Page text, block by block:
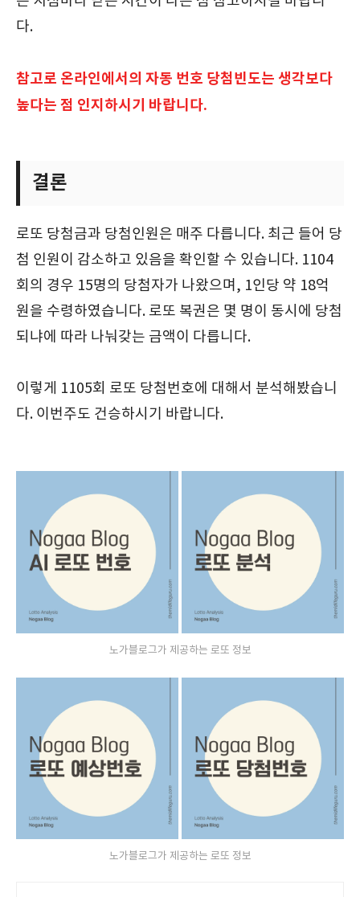
다.
참고로 온라인에서의 자동 번호 당첨빈도는 생각보다
높다는 점 인지하시기 바랍니다.
결론
로또 당첨금과 당첨인원은 매주 다릅니다. 최근 들어 당
첨 인원이 감소하고 있음을 확인할 수 있습니다. 1104
회의 경우 15명의 당첨자가 나왔으며, 1인당 약 18억
원을 수령하였습니다. 로또 복권은 몇 명이 동시에 당첨
되냐에 따라 나눠갖는 금액이 다릅니다.
이렇게 1105회 로또 당첨번호에 대해서 분석해봤습니
다. 이번주도 건승하시기 바랍니다.
노가블로그가 제공하는 로또 정보
노가블로그가 제공하는 로또 정보